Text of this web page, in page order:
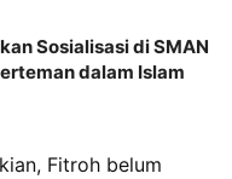
Sosialisasi di SMAN
dalam Islam
Fitroh belum